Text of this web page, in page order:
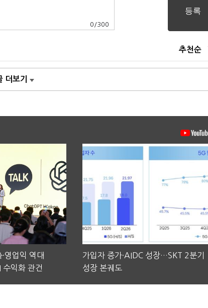
0 /300
추천순
더보기
영업익 역대
익화 관건
가입자 증가·AIDC 성장…SKT 2분기
성장 본궤도